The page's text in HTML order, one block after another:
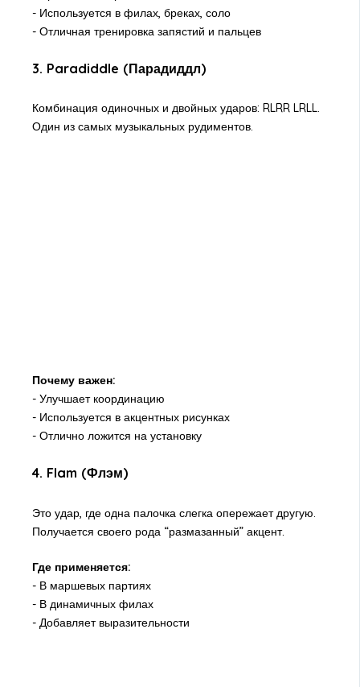
- Используется в филах, бреках, соло
- Отличная тренировка запястий и пальцев
3. Paradiddle (Парадиддл)
Комбинация одиночных и двойных ударов: RLRR LRLL.
Один из самых музыкальных рудиментов.
Почему важен:
- Улучшает координацию
- Используется в акцентных рисунках
- Отлично ложится на установку
4. Flam (Флэм)
Это удар, где одна палочка слегка опережает другую.
Получается своего рода “размазанный” акцент.
Где применяется:
- В маршевых партиях
- В динамичных филах
- Добавляет выразительности